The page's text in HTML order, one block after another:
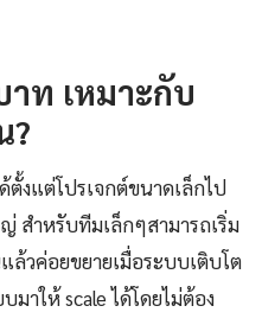
าท เหมาะกับ
?
ตั้งแต่โปรเจกต์ขนาดเล็กไป
สำหรับทีมเล็กๆสามารถเริ่ม
วค่อยขยายเมื่อระบบเติบโต
าให้ scale ได้โดยไม่ต้อง